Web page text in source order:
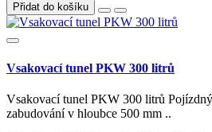
Přidat do košíku
Vsakovací tunel PKW 300 litrů
Vsakovací tunel PKW 300 litrů
zabudování v hloubce 500 mm ..